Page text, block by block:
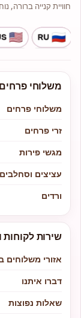
חוויית קנייה ברורה,
משלוחי
משלוחי פרחים
זרי פרחים
מגשי פירות
עציצים וסחלבים
ורדים
שירות לקוחות
אזורי משלוחים
דברו איתנו
שאלות נפוצות